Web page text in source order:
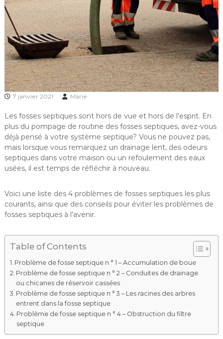
7 janvier 2021 Marie
Les fosses septiques sont hors de vue et hors de l’esprit. En
plus du pompage de routine des fosses septiques, avez-vous
déjà pensé à votre système septique? Vous ne pouvez pas,
mais lorsque vous remarquez un drainage lent, des odeurs
septiques dans votre maison ou un refoulement des eaux
usées, il est temps de réfléchir à nouveau.
Voici une liste des 4 problèmes de fosses septiques les plus
courants, ainsi que des conseils pour éviter les problèmes de
fosses septiques à l’avenir.
Table of Contents
Problème de fosse septique n ° 1 – Accumulation de boue
Problème de fosse septique n ° 2 – Conduites de drainage
ou chicanes de réservoir cassées
Problème de fosse septique n ° 3 – Les racines des arbres
entrent dans la fosse septique
Problème de fosse septique n ° 4 – Obstruction du filtre
septique